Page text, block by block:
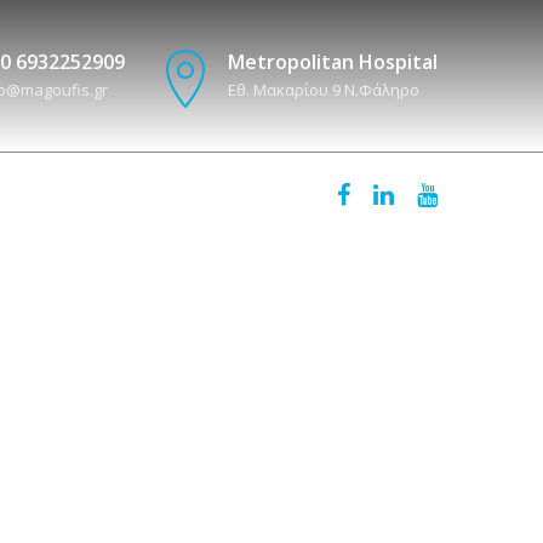
6932252909 Metropolitan Hospital
Εθ. Μακαρίου 9 N.Φάληρο